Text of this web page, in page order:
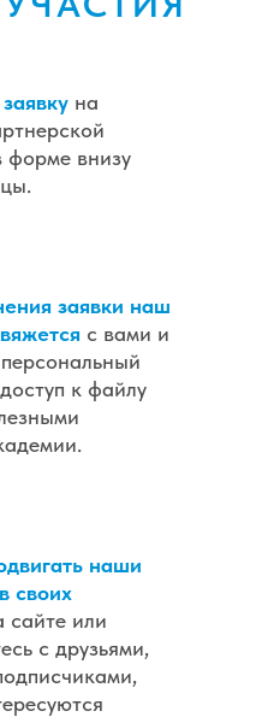
заявки наш
с вами и
к файлу
на
форме внизу
наши
своих
сайте или
с друзьями,